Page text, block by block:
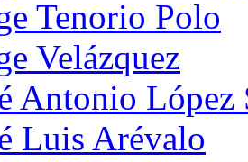
Tenorio Polo
Velázquez
Antonio López
Luis Arévalo